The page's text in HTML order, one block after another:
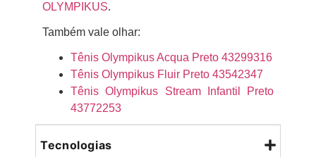
OLYMPIKUS.
Também vale olhar:
Tênis Olympikus Acqua Preto 43299316
Tênis Olympikus Fluir Preto 43542347
Tênis Olympikus Stream Infantil Preto
43772253
Tecnologias